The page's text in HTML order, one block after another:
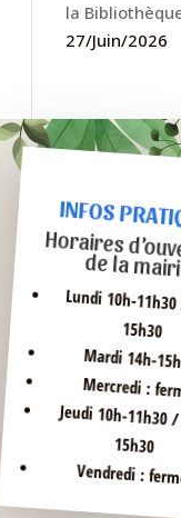
la
27/Juin/2026
INFOS
Horaires
de la
Lundi 10h-
15h30
Mardi 14h-
Mercredi :
Jeudi 10h-11h30
15h30
Vendredi :